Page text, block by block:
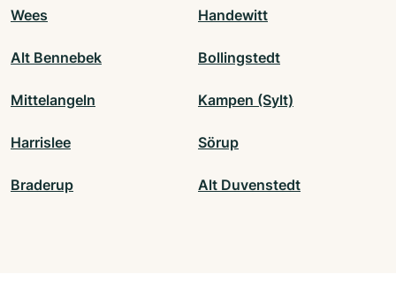
Wees Handewitt
Alt Bennebek Bollingstedt
Mittelangeln Kampen (Sylt)
Harrislee Sörup
Braderup Alt Duvenstedt